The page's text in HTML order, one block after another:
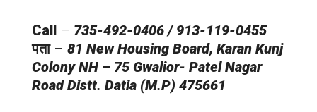
Call – 735-492-0406 / 913-119-0455
पता– 81 New Housing Board, Karan Kunj
Colony NH – 75 Gwalior- Patel Nagar
Road Distt. Datia (M.P) 475661